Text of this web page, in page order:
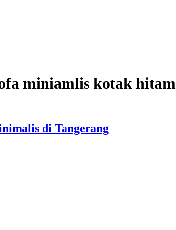
miniamlis kotak hitam
di Tangerang